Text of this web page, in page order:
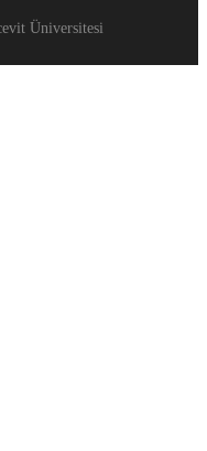
Üniversitesi